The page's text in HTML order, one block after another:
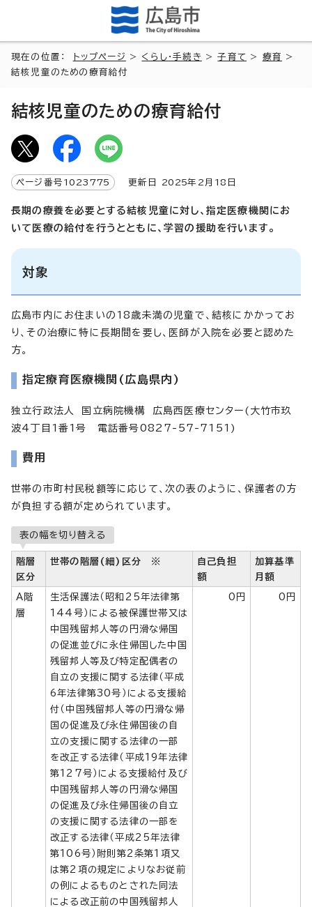
現在の位置： トップページ > くらし・手続き >子育て > 療育
>
結核児童のための療育給付
結核児童のための療育給付
ページ番号 1023775 更新日 2025年2月 18 日
長期の療養を必要とする結核児童に対し、指定医療機関にお
いて医療の給付を行うとともに、学習の援助を行います。
対象
広島市内にお住まいの18歳未満の児童で、結核にかかってお
り、その治療に特に長期間を要し、医師が入院を必要と認めた
方。
指定療育医療機関(広島県内)
独立行政法人 国立病院機構 広島西医療センター(大竹市玖
波4丁目1番1号 電話番号0827-57-7151)
費用
世帯の市町村民税額等に応じて、次の表のように、保護者の方
が負担する額が定められています。
表の幅を切り替える
階層
区分
世帯の階層(細)区分 ※
自己負担
額
加算基準
月額
A階
層
生活保護法（昭和25年法律第
144号）による被保護世帯又は
中国残留邦人等の円滑な帰国
の促進並びに永住帰国した中国
残留邦人等及び特定配偶者の
自立の支援に関する法律（平成
6年法律第30号）による支援給
付（中国残留邦人等の円滑な帰
国の促進及び永住帰国後の自
立の支援に関する法律の一部
を改正する法律（平成19年法律
第127号）による支援給付及び
中国残留邦人等の円滑な帰国
の促進及び永住帰国後の自立
の支援に関する法律の一部を
改正する法律（平成25年法律
第106号）附則第2条第1項又
は第2項の規定によりなお従前
の例によるものとされた同法
による改正前の中国残留邦人
0円 0円